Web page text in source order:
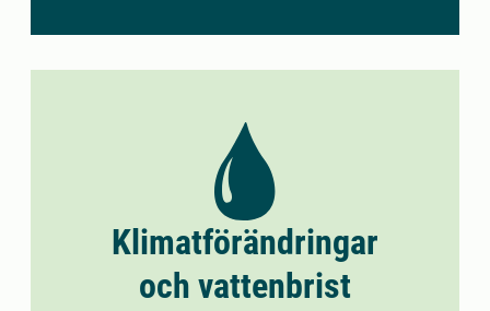
Klimatförändringar
och vattenbrist